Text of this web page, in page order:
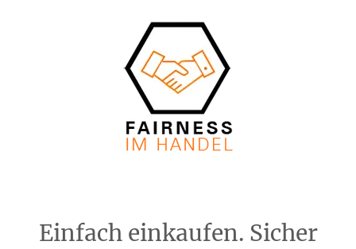
Einfach einkaufen. Sicher